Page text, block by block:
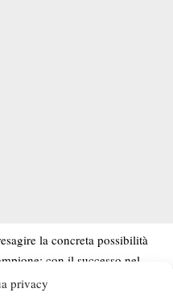
privacy
la concreta possibilità
con il successo nel
è diventato, infatti,